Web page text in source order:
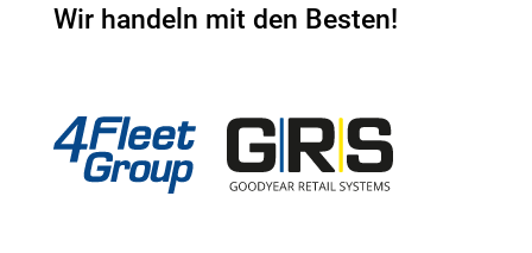
Wir handeln mit den Besten!